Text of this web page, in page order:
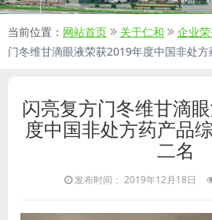
当前位置： 网站首页 关于仁和 企业
门冬维甘滴眼液荣获2019年度中国非处
闪亮复方门冬维甘滴
度中国非处方药产品
二名
发布时间： 2019年12月18日